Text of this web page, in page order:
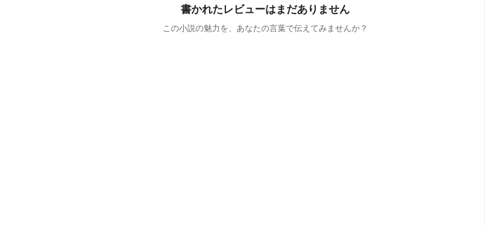
書かれたレビューはまだありません
この小説の魅力を、あなたの言葉で伝えてみませんか？